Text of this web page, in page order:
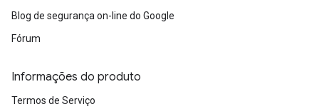
Blog de segurança on-line do Google
Fórum
Informações do produto
Termos de Serviço